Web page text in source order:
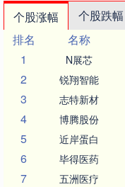
个股涨幅 个股跌幅
排名
名称
1
N展芯
2 锐翔智能
3 志特新材
4 博腾股份
5 近岸蛋白
6 毕得医药
7 五洲医疗